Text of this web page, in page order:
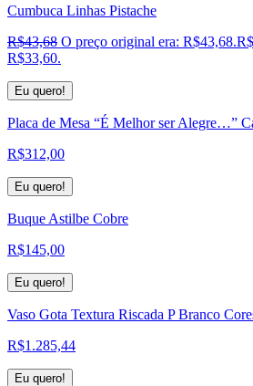
Cumbuca Linhas Pistache
R$43,68 O preço original era: R$43,68.R$
R$33,60.
Eu quero!
Placa de Mesa “É Melhor ser Alegre…”
R$312,00
Eu quero!
Buque Astilbe Cobre
R$145,00
Eu quero!
Vaso Gota Textura Riscada P Branco
R$1.285,44
Eu quero!